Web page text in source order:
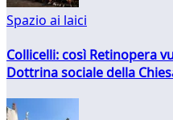
Spazio ai laici
Collicelli: così Retinopera
Dottrina sociale della